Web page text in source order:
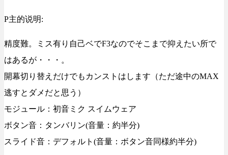
P主的说明:
精度難。ミス有り自己ベでF3なのでそこまで抑えたい所で
はあるが・・・。
開幕切り替えだけでもカンストはします（ただ途中のMAX
逃すとダメだと思う）
モジュール：初音ミク スイムウェア
ボタン音：タンバリン(音量：約半分)
スライド音：デフォルト(音量：ボタン音同様約半分)